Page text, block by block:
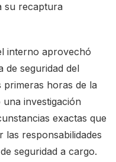
su recaptura
interno aprovechó
de seguridad del
horas de la
una investigación
exactas que
las responsabilidades
seguridad a cargo.